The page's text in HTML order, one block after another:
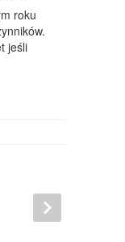
roku
jeśli